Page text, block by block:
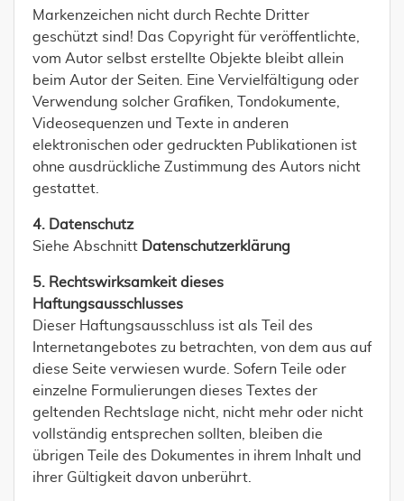
Markenzeichen nicht durch Rechte Dritter
geschützt sind! Das Copyright für veröffentlichte,
vom Autor selbst erstellte Objekte bleibt allein
beim Autor der Seiten. Eine Vervielfältigung oder
Verwendung solcher Grafiken, Tondokumente,
Videosequenzen und Texte in anderen
elektronischen oder gedruckten Publikationen ist
ohne ausdrückliche Zustimmung des Autors nicht
gestattet.
4. Datenschutz
Siehe Abschnitt Datenschutzerklärung
5. Rechtswirksamkeit dieses
Haftungsausschlusses
Dieser Haftungsausschluss ist als Teil des
Internetangebotes zu betrachten, von dem aus auf
diese Seite verwiesen wurde. Sofern Teile oder
einzelne Formulierungen dieses Textes der
geltenden Rechtslage nicht, nicht mehr oder nicht
vollständig entsprechen sollten, bleiben die
übrigen Teile des Dokumentes in ihrem Inhalt und
ihrer Gültigkeit davon unberührt.